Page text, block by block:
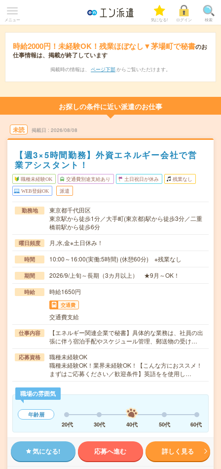
メニュー 気になる! ログイン 検索
時給2000円！未経験OK！残業ほぼなし▼茅場町で秘書のお
仕事情報は、掲載が終了しています
掲載時の情報は、 ページ下部 からご覧いただけます。
お探しの条件に近い派遣のお仕事
未読 掲載日 2026/08/08
【週3×5時間勤務】外資エネルギー会社で営
業アシスタント！
職種未経験OK 交通費別途支給あり 土日祝日が休み 残業なし
WEB登録OK 派遣
勤務地
東京都千代田区
東京駅から徒歩1分／大手町(東京都)駅から徒歩3分／二重
橋前駅から徒歩6分
曜日頻度 月,水,金※土日休み！
時間 10:00～16:00(実働:5時間) (休憩60分) ※残業なし
期間 2026/9/上旬～長期（3カ月以上） ★9月～OK！
時給 時給1650円
交通費
交通費支給
仕事内容
【エネルギー関連企業で秘書】具体的な業務は、社員の出
張に伴う宿泊手配やスケジュール管理、郵送物の受け…
応募資格
職種未経験OK
職種未経験OK！業界未経験OK！【こんな方におススメ！
まずはご応募ください／歓迎条件】英語をを使用し…
職場の雰囲気
年齢層
20代
30代 40代 50代 60代
気になる! 応募へ進む 詳しく見る